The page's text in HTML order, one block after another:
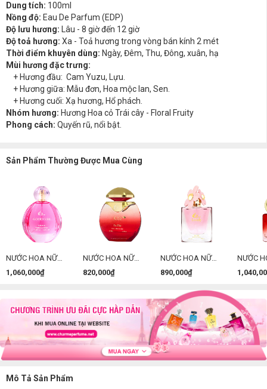
Dung tích: 100ml
Nồng độ: Eau De Parfum (EDP)
Độ lưu hương: Lâu - 8 giờ đến 12 giờ
Độ toả hương: Xa - Toả hương trong vòng bán kính 2 mét
Thời điểm khuyên dùng: Ngày, Đêm, Thu, Đông, xuân, hạ
Mùi hương đặc trưng:
+ Hương đầu: Cam Yuzu, Lựu.
+ Hương giữa: Mẫu đơn, Hoa mộc lan, Sen.
+ Hương cuối: Xạ hương, Hổ phách.
Nhóm hương: Hương Hoa cỏ Trái cây - Floral Fruity
Phong cách: Quyến rũ, nổi bật.
Sản Phẩm Thường Được Mua Cùng
NƯỚC HOA NỮ
CHARME GOOD
GIRL 100ML ( PHIÊN
1,060,000₫
NƯỚC HOA NỮ
CHARME KISS
100ML
820,000₫
NƯỚC HOA NỮ
CHARME LONELY
75ML
890,000₫
NƯỚC
100ML
Mô Tả Sản Phẩm